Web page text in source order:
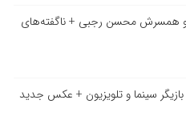
و همسرش محسن رجبی + ناگفته‌های
بازیگر سینما و تلویزیون + عکس جدید